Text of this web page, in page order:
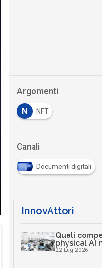
Argomenti
N NFT
Canali
Documenti digitali
InnovAttori
Quali
physical AI
22 Lug 2026